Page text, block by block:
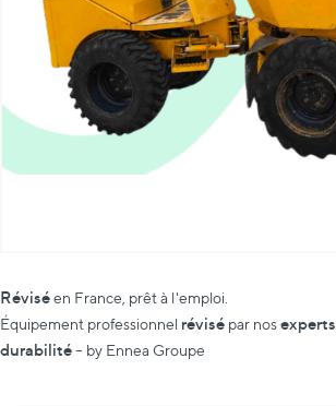
Réviséen France, prêt à l'emploi.
Équipement professionnel révisé par nosexperts
durabilité– by Ennea Groupe